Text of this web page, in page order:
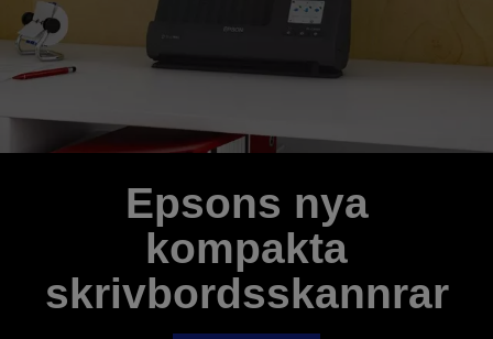
Epsons nya
kompakta
skrivbordsskannrar